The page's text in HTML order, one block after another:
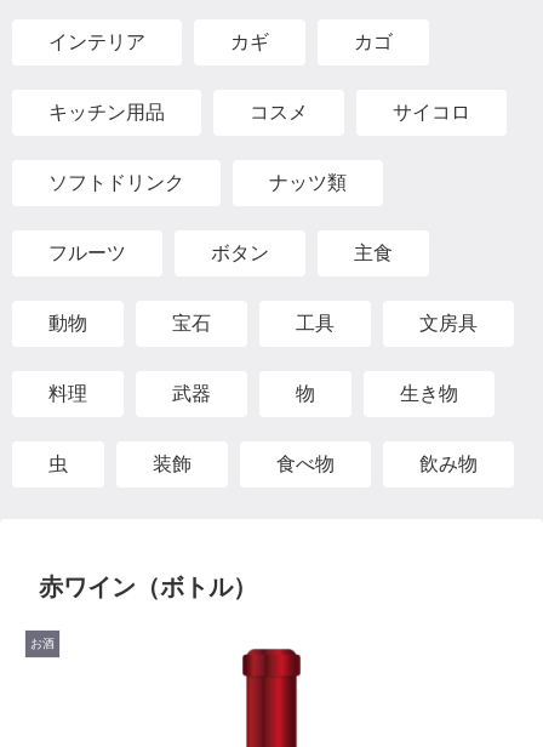
インテリア カギ カゴ
キッチン用品 コスメ サイコロ
ソフトドリンク ナッツ類
フルーツ ボタン 主食
動物 宝石 工具 文房具
料理 武器 物 生き物
虫 装飾 食べ物 飲み物
赤ワイン（ボトル）
お酒